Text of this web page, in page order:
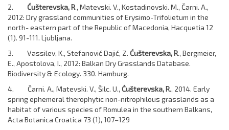
2. Ćušterevska, R., Matevski. V., Kostadinovski. M., Čarni. A.,
2012: Dry grassland communities of Erysimo-Trifolietum in the
north- eastern part of the Republic of Macedonia, Hacquetia 12
(1). 91-111. Ljubljana.
3. Vassilev, K., Stefanović Dajić, Z. Ćušterevska, R., Bergmeier,
E., Apostolova, I., 2012: Balkan Dry Grasslands Database.
Biodiversity & Ecology. 330. Hamburg.
4. Čarni. A., Matevski. V., Šilc. U., Ćušterevska, R., 2014. Early
spring ephemeral therophytic non-nitrophilous grasslands as a
habitat of various species of Romulea in the southern Balkans,
Acta Botanica Croatica 73 (1), 107–129